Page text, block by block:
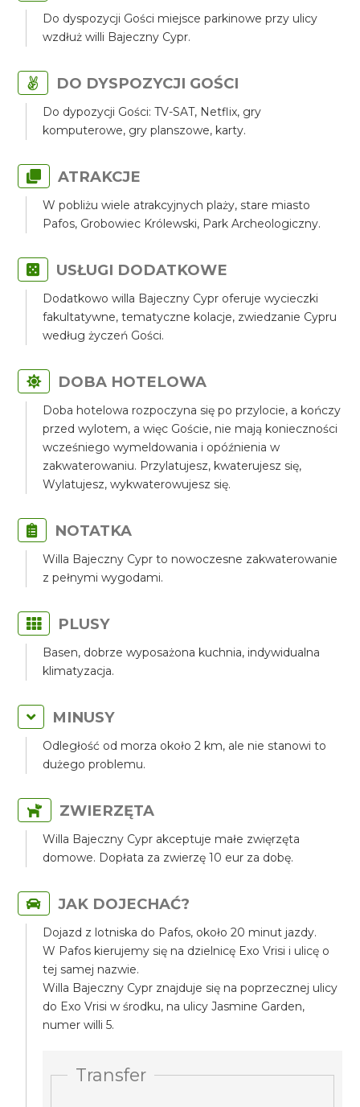
Do dyspozycji Gości miejsce parkinowe przy ulicy
wzdłuż willi Bajeczny Cypr.
DO DYSPOZYCJI GOŚCI
Do dypozycji Gości: TV-SAT, Netflix, gry
komputerowe, gry planszowe, karty.
ATRAKCJE
W pobliżu wiele atrakcyjnych plaży, stare miasto
Pafos, Grobowiec Królewski, Park Archeologiczny.
USŁUGI DODATKOWE
Dodatkowo willa Bajeczny Cypr oferuje wycieczki
fakultatywne, tematyczne kolacje, zwiedzanie Cypru
według życzeń Gości.
DOBA HOTELOWA
Doba hotelowa rozpoczyna się po przylocie, a kończy
przed wylotem, a więc Goście, nie mają konieczności
wcześniego wymeldowania i opóźnienia w
zakwaterowaniu. Przylatujesz, kwaterujesz się,
Wylatujesz, wykwaterowujesz się.
NOTATKA
Willa Bajeczny Cypr to nowoczesne zakwaterowanie
z pełnymi wygodami.
PLUSY
Basen, dobrze wyposażona kuchnia, indywidualna
klimatyzacja.
MINUSY
Odległość od morza około 2 km, ale nie stanowi to
dużego problemu.
ZWIERZĘTA
Willa Bajeczny Cypr akceptuje małe zwięrzęta
domowe. Dopłata za zwierzę 10 eur za dobę.
JAK DOJECHAĆ?
Dojazd z lotniska do Pafos, około 20 minut jazdy.
W Pafos kierujemy się na dzielnicę Exo Vrisi i ulicę o
tej samej nazwie.
Willa Bajeczny Cypr znajduje się na poprzecznej ulicy
do Exo Vrisi w środku, na ulicy Jasmine Garden,
numer willi 5.
Transfer